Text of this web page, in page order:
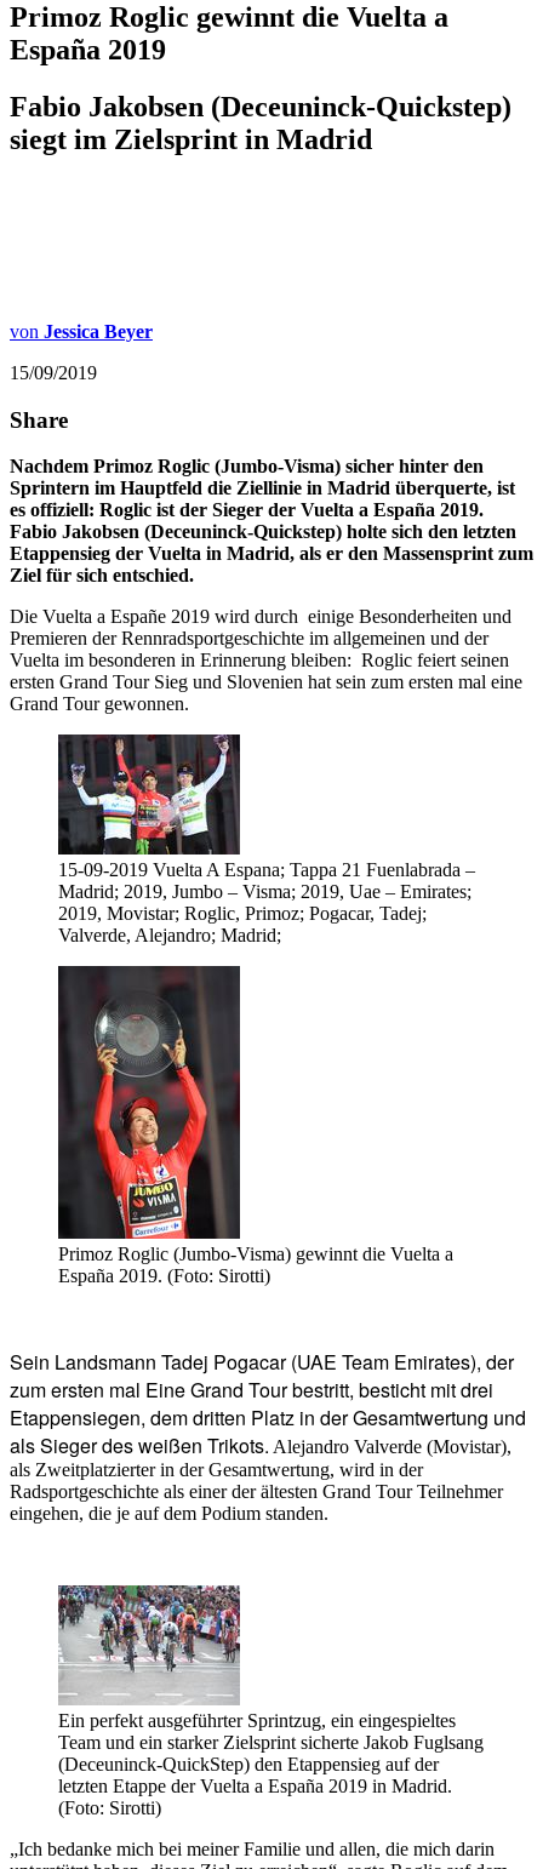
Primoz Roglic gewinnt die Vuelta a
España 2019
Fabio Jakobsen (Deceuninck-Quickstep)
siegt im Zielsprint in Madrid
von Jessica Beyer
15/09/2019
Share
Nachdem Primoz Roglic (Jumbo-Visma) sicher hinter den
Sprintern im Hauptfeld die Ziellinie in Madrid überquerte, ist
es offiziell: Roglic ist der Sieger der Vuelta a España 2019.
Fabio Jakobsen (Deceuninck-Quickstep) holte sich den letzten
Etappensieg der Vuelta in Madrid, als er den Massensprint zum
Ziel für sich entschied.
Die Vuelta a Españe 2019 wird durch einige Besonderheiten und
Premieren der Rennradsportgeschichte im allgemeinen und der
Vuelta im besonderen in Erinnerung bleiben: Roglic feiert seinen
ersten Grand Tour Sieg und Slovenien hat sein zum ersten mal eine
Grand Tour gewonnen.
15-09-2019 Vuelta A Espana; Tappa 21 Fuenlabrada –
Madrid; 2019, Jumbo – Visma; 2019, Uae – Emirates;
2019, Movistar; Roglic, Primoz; Pogacar, Tadej;
Valverde, Alejandro; Madrid;
Primoz Roglic (Jumbo-Visma) gewinnt die Vuelta a
España 2019. (Foto: Sirotti)
Sein Landsmann Tadej Pogacar (UAE Team Emirates), der
zum ersten mal Eine Grand Tour bestritt, besticht mit drei
Etappensiegen, dem dritten Platz in der Gesamtwertung und
als Sieger des weißen Trikots. Alejandro Valverde (Movistar),
als Zweitplatzierter in der Gesamtwertung, wird in der
Radsportgeschichte als einer der ältesten Grand Tour Teilnehmer
eingehen, die je auf dem Podium standen.
Ein perfekt ausgeführter Sprintzug, ein eingespieltes
Team und ein starker Zielsprint sicherte Jakob Fuglsang
(Deceuninck-QuickStep) den Etappensieg auf der
letzten Etappe der Vuelta a España 2019 in Madrid.
(Foto: Sirotti)
„Ich bedanke mich bei meiner Familie und allen, die mich darin